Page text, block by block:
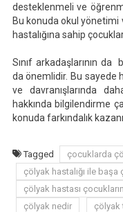
desteklenmeli ve
Bu konuda okul
hastalığına sahip
Sınıf arkadaşlarının da
da önemlidir. Bu sayede
ve davranışlarında
hakkında bilgilendirme
konuda farkındalık
Tagged
çocuklarda
çölyak hastalığı ile başa
çölyak hastası
çölyak nedir
çölyak